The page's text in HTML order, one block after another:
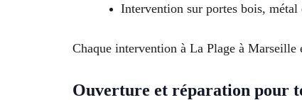
Intervention sur portes bois, métal
Chaque intervention à La Plage à Marseille
Ouverture et réparation pour